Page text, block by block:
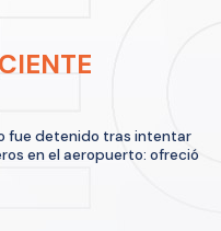
fue detenido tras intentar
en el aeropuerto: ofreció